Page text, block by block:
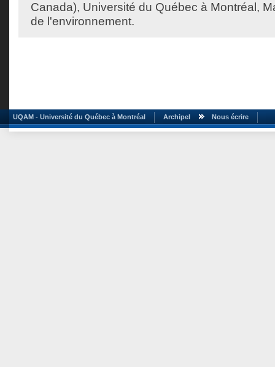
Canada), Université du Québec à Montréal,
de l'environnement.
UQAM - Université du Québec à Montréal Archipel Nous écrire